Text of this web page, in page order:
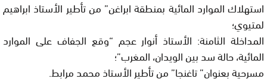
استهلاك الموارد المائية بمنطقة ابراغن” من تأطير الأستاذ ابراهيم
لمتيوي؛
المداخلة الثامنة: الأستاذ أنوار عجم “وقع الجفاف على الموارد
المائية، حالة سد بين الويدان، المغرب”؛
مسرحية بعنوان” تاغنجا” من تأطير الأستاذ محمد مرابط.